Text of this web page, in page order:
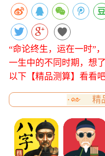
“命论终生，运在一时”
一生中的不同时期，想
以下【精品测算】看看吧
精